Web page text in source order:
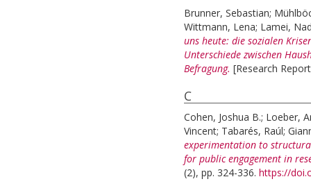
Brunner, Sebastian;
Wittmann, Lena; Lamei,
uns heute: die sozialen
Unterschiede zwischen
Befragung. [Research
C
Cohen, Joshua B.; Loeber,
Vincent; Tabarés, Raúl;
experimentation to
for public engagement in
(2), pp. 324-336. https://